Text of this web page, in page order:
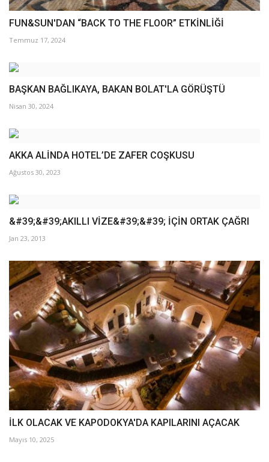
FUN&SUN'DAN “BACK TO THE FLOOR” ETKİNLİĞİ
Temmuz 17, 2024
BAŞKAN BAĞLIKAYA, BAKAN BOLAT'LA GÖRÜŞTÜ
Nisan 30, 2024
AKKA ALİNDA HOTEL’DE ZAFER COŞKUSU
Ağustos 30, 2023
&#39;&#39;AKILLI VİZE&#39;&#39; İÇİN ORTAK ÇAĞRI
Jan 23, 2013
İLK OLACAK VE KAPODOKYA'DA KAPILARINI AÇACAK
Mayıs 10, 2025